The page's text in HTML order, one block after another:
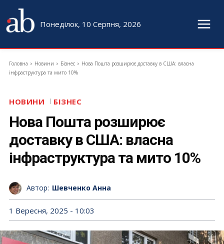
Понеділок, 10 Серпня, 2026
Головна Новини Бізнес
Нова Пошта розширює доставку в США: власна
інфраструктура та мито 10%
НОВИНИ БІЗНЕС
Нова Пошта розширює
доставку в США: власна
інфраструктура та мито 10%
Автор: Шевченко Анна
1 Вересня, 2025 - 10:03